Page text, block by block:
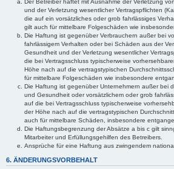
Der Betreiber haftet mit Ausnahme der Verletzung
und der Verletzung wesentlicher Vertragspflichten
die auf ein vorsätzliches oder grob fahrlässiges
gilt auch für mittelbare Folgeschäden wie
Die Haftung ist gegenüber Verbrauchern außer bei
fahrlässigem Verhalten oder bei Schäden aus der
Gesundheit und der Verletzung wesentlicher
die bei Vertragsschluss typischerweise
Höhe nach auf die vertragstypischen
für mittelbare Folgeschäden wie insbesondere
Die Haftung ist gegenüber Unternehmern außer bei
und Gesundheit oder vorsätzlichem oder grob
auf die bei Vertragsschluss typischerweise
der Höhe nach auf die vertragstypischen
auch für mittelbare Schäden, insbesondere
Die Haftungsbegrenzung der Absätze a bis c gilt
Mitarbeiter und Erfüllungsgehilfen des Betreibers.
Ansprüche für eine Haftung aus zwingendem
6. ÄNDERUNGSVORBEHALT